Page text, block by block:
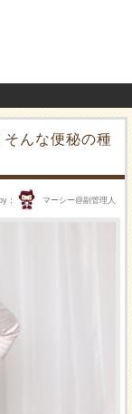
んな便秘の種
マーシー@副管理人